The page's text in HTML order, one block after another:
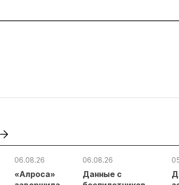
06.08.26
«Алроса»
06.08.26
Данные с